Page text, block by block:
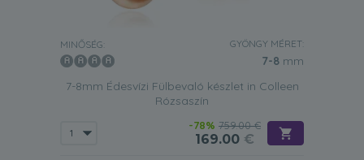
MINŐSÉG: GYÖNGY MÉRET:
7-8 mm
7-8mm Édesvízi Fülbevaló készlet in Colleen
Rózsaszín
-78% 759.00 €
169.00 €